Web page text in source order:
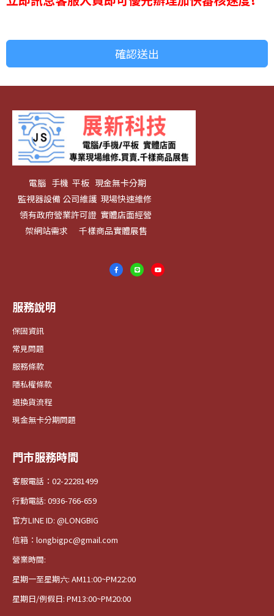
確認送出
電腦 手機 平板 現金無卡分期
監視器設備 公司維護 現場快速維修
領有政府營業許可證 實體店面經營
架網站需求 千樣商品實體展售
服務說明
保固資訊
常見問題
服務條款
隱私權條款
退換貨流程
現金無卡分期問題
門市服務時間
客服電話：02-22281499
行動電話: 0936-766-659
官方LINE ID: @LONGBIG
信箱：longbigpc@gmail.com
營業時間:
星期一至星期六: AM11:00~PM22:00
星期日/例假日: PM13:00~PM20:00